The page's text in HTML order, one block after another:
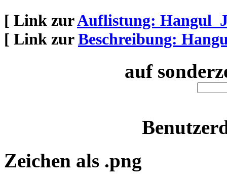
[ Link zurAuflistung:
[ Link zurBeschreibung:
auf
Zeichen als .png